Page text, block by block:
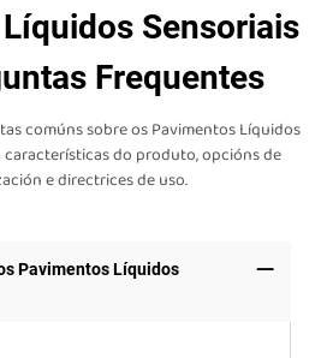
Sensoriais
Frequentes
comúns sobre os Pavimentos Líquidos
características do produto, opcións de
e directrices de uso.
Pavimentos Líquidos